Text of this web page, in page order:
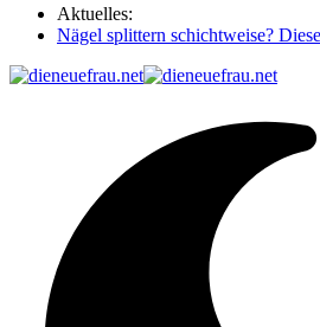
Aktuelles:
Nägel splittern schichtweise?